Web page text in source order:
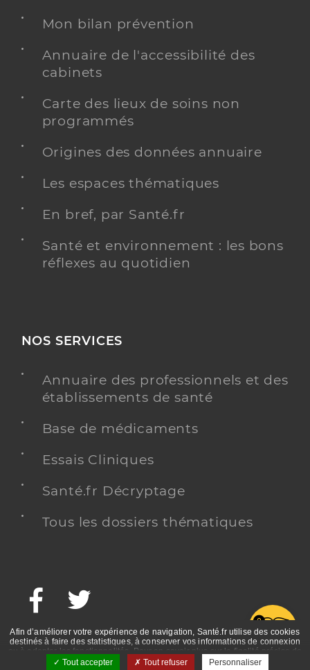
Mon bilan prévention
Annuaire de l'accessibilité des
cabinets
Carte des lieux de soins non
programmés
Origines des données annuaire
Les espaces thématiques
En bref, par Santé.fr
Santé et environnement : les bons
réflexes au quotidien
NOS SERVICES
Annuaire des professionnels et des
établissements de santé
Base de médicaments
Essais Cliniques
Santé.fr Décryptage
Tous les dossiers thématiques
Facebook
Afin d’améliorer votre expérience de navigation, Santé.fr utilise des cookies
destinés à faire des statistiques, à conserver vos informations de connexion
ou à adapter les fonctionnalités. Pour en savoir plus sur la finalité précise de
ces cookies, nous vous invitons à prendre connaissance de la politique de
Tout accepter Tout refuser Personnaliser